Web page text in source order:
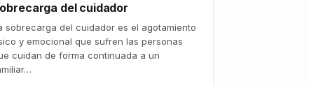
del cuidador
sobrecarga del cuidador es el agotamiento
y emocional que sufren las personas
cuidan de forma continuada a un